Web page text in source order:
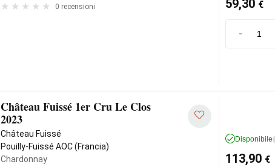
0 recensioni 59,30 €
-
Château Fuissé 1er Cru Le Clos
2023
Château Fuissé
Pouilly-Fuissé AOC (Francia)
Chardonnay
Disponibile
113,90 €